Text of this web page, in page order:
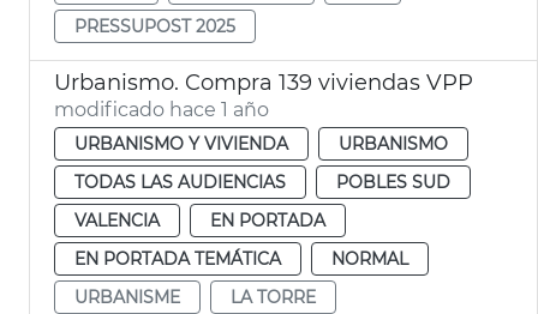
PRESSUPOST 2025
Urbanismo. Compra 139 viviendas VPP
modificado hace 1 año
URBANISMO Y VIVIENDA
URBANISMO
TODAS LAS AUDIENCIAS
POBLES SUD
VALENCIA
EN PORTADA
EN PORTADA TEMÁTICA
NORMAL
URBANISME
LA TORRE